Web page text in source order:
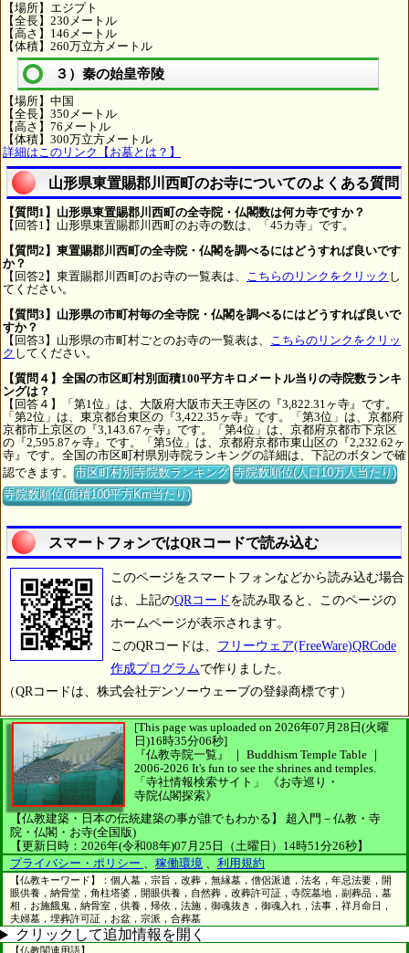
【場所】エジプト
【全長】230メートル
【高さ】146メートル
【体積】260万立方メートル
３）秦の始皇帝陵
【場所】中国
【全長】350メートル
【高さ】76メートル
【体積】300万立方メートル
詳細はこのリンク【お墓とは？】
山形県東置賜郡川西町のお寺についてのよくある質問
【質問1】山形県東置賜郡川西町の全寺院・仏閣数は何カ寺ですか？
【回答1】山形県東置賜郡川西町のお寺の数は、「45カ寺」です。
【質問2】東置賜郡川西町の全寺院・仏閣を調べるにはどうすれば良いです
か？
【回答2】東置賜郡川西町のお寺の一覧表は、 こちらのリンクをクリック し
てください。
【質問3】山形県の市町村毎の全寺院・仏閣を調べるにはどうすれば良いで
すか？
【回答3】山形県の市町村ごとのお寺の一覧表は、 こちらのリンクをクリッ
ク してください。
【質問４】全国の市区町村別面積100平方キロメートル当りの寺院数ランキ
ングは？
【回答４】「第1位」は、大阪府大阪市天王寺区の『3,822.31ヶ寺』です。
「第2位」は、東京都台東区の『3,422.35ヶ寺』です。「第3位」は、京都府
京都市上京区の『3,143.67ヶ寺』です。「第4位」は、京都府京都市下京区
の『2,595.87ヶ寺』です。「第5位」は、京都府京都市東山区の『2,232.62ヶ
寺』です。全国の市区町村県別寺院ランキングの詳細は、下記のボタンで確
認できます。市区町村別寺院数ランキング 寺院数順位(人口10万人当たり)
寺院数順位(面積100平方Km当たり)
スマートフォンではQRコードで読み込む
このページをスマートフォンなどから読み込む場合
は、上記のQRコード を読み取ると、このページの
ホームページが表示されます。
このQRコードは、 フリーウェア(FreeWare)QRCode
作成プログラムで作りました。
（QRコードは、株式会社デンソーウェーブの登録商標です）
[This page was uploaded on 2026年07月28日(火曜
日)16時35分06秒]
『仏教寺院一覧』 ｜ Buddhism Temple Table ｜
2006-2026 It's fun to see the shrines and temples.
「寺社情報検索サイト」
《お寺巡り・
寺院仏閣探索》
【仏教建築・日本の伝統建築の事が誰でもわかる】
超入門－仏教・寺
院・仏閣・お寺(全国版)
【更新日時：2026年(令和08年)07月25日（土曜日）14時51分26秒】
プライバシー・ポリシー 、 稼働環境 、 利用規約
【仏教キーワード】：個人墓，宗旨，改葬，無縁墓，僧侶派遣，法名，年忌法要，開
眼供養，納骨堂，角柱塔婆，開眼供養，自然葬，改葬許可証，寺院墓地，副葬品，墓
相，お施餓鬼，納骨室，供養，帰依，法施，御魂抜き，御魂入れ，法事，祥月命日，
夫婦墓，埋葬許可証，お盆，宗派，合葬墓
クリックして追加情報を開く
【仏教関連用語】